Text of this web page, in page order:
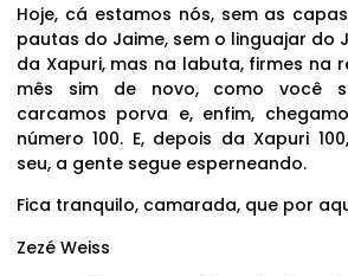
Hoje, cá estamos nós, sem as
pautas do Jaime, sem o linguajar do
da Xapuri, mas na labuta, firmes na
mês sim de novo, como você
carcamos porva e, enfim,
número 100. E, depois da Xapuri
seu, a gente segue esperneando.
Fica tranquilo, camarada, que por
Zezé Weiss